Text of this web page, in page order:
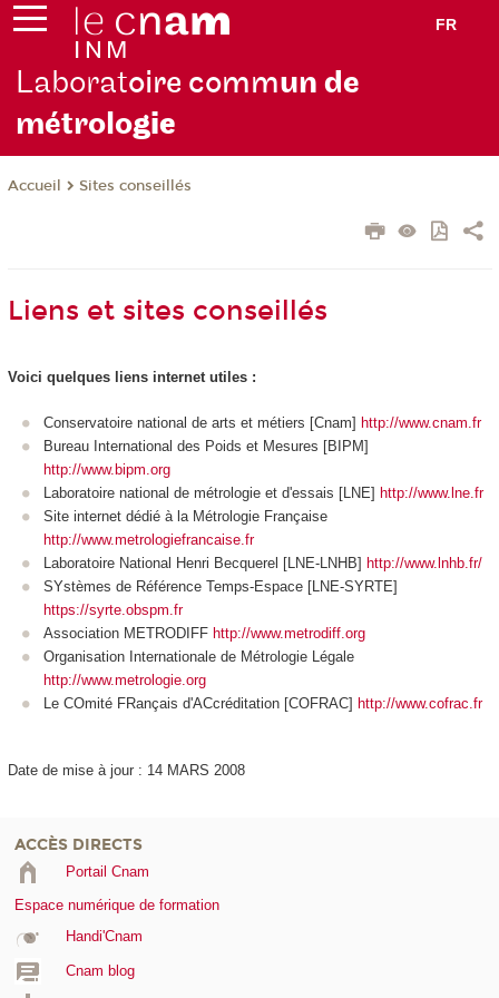
FR
Laboratoire commun de
métrologie
Accueil Sites conseillés
Liens et sites conseillés
Voici quelques liens internet utiles :
Conservatoire national de arts et métiers [Cnam] http://www.cnam.fr
Bureau International des Poids et Mesures [BIPM]
http://www.bipm.org
Laboratoire national de métrologie et d'essais [LNE] http://www.lne.fr
Site internet dédié à la Métrologie Française
http://www.metrologiefrancaise.fr
Laboratoire National Henri Becquerel [LNE-LNHB] http://www.lnhb.fr/
SYstèmes de Référence Temps-Espace [LNE-SYRTE]
https://syrte.obspm.fr
Association METRODIFF http://www.metrodiff.org
Organisation Internationale de Métrologie Légale
http://www.metrologie.org
Le COmité FRançais d'ACcréditation [COFRAC] http://www.cofrac.fr
Date de mise à jour : 14 MARS 2008
ACCÈS DIRECTS
Portail Cnam
Espace numérique de formation
Handi'Cnam
Cnam blog